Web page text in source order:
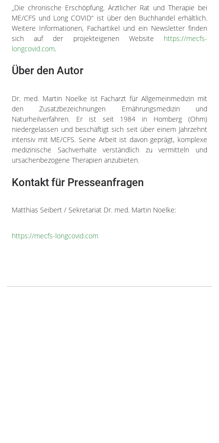
„Die chronische Erschöpfung. Ärztlicher Rat und Therapie bei
ME/CFS und Long COVID“ ist über den Buchhandel erhältlich.
Weitere Informationen, Fachartikel und ein Newsletter finden
sich auf der projekteigenen Website https://mecfs-
longcovid.com.
Über den Autor
Dr. med. Martin Noelke ist Facharzt für Allgemeinmedizin mit
den Zusatzbezeichnungen Ernährungsmedizin und
Naturheilverfahren. Er ist seit 1984 in Homberg (Ohm)
niedergelassen und beschäftigt sich seit über einem Jahrzehnt
intensiv mit ME/CFS. Seine Arbeit ist davon geprägt, komplexe
medizinische Sachverhalte verständlich zu vermitteln und
ursachenbezogene Therapien anzubieten.
Kontakt für Presseanfragen
Matthias Seibert / Sekretariat Dr. med. Martin Noelke:
https://mecfs-longcovid.com